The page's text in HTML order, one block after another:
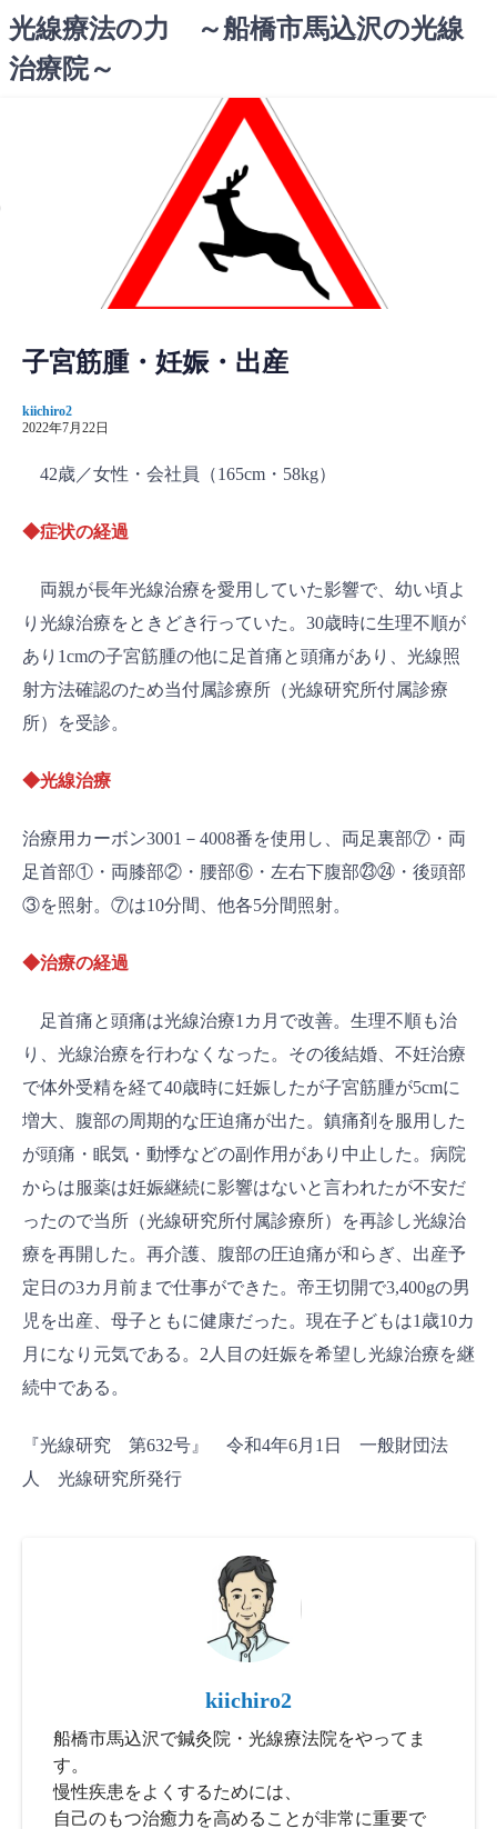
ン
テ
光線療法の力 ～船橋市馬込沢の光線
治療院～
子宮筋腫・妊娠・出産
kiichiro2
2022年7月22日
42歳／女性・会社員（165cm・58kg）
◆症状の経過
両親が長年光線治療を愛用していた影響で、幼い頃よ
り光線治療をときどき行っていた。30歳時に生理不順が
あり1cmの子宮筋腫の他に足首痛と頭痛があり、光線照
射方法確認のため当付属診療所（光線研究所付属診療
所）を受診。
◆光線治療
治療用カーボン3001－4008番を使用し、両足裏部⑦・両
足首部①・両膝部②・腰部⑥・左右下腹部㉓㉔・後頭部
③を照射。⑦は10分間、他各5分間照射。
◆治療の経過
足首痛と頭痛は光線治療1カ月で改善。生理不順も治
り、光線治療を行わなくなった。その後結婚、不妊治療
で体外受精を経て40歳時に妊娠したが子宮筋腫が5cmに
増大、腹部の周期的な圧迫痛が出た。鎮痛剤を服用した
が頭痛・眠気・動悸などの副作用があり中止した。病院
からは服薬は妊娠継続に影響はないと言われたが不安だ
ったので当所（光線研究所付属診療所）を再診し光線治
療を再開した。再介護、腹部の圧迫痛が和らぎ、出産予
定日の3カ月前まで仕事ができた。帝王切開で3,400gの男
児を出産、母子ともに健康だった。現在子どもは1歳10カ
月になり元気である。2人目の妊娠を希望し光線治療を継
続中である。
『光線研究 第632号』 令和4年6月1日 一般財団法
人 光線研究所発行
kiichiro2
船橋市馬込沢で鍼灸院・光線療法院をやってま
す。
慢性疾患をよくするためには、
自己のもつ治癒力を高めることが非常に重要で